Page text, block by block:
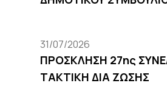
31/07/2026
ΠΡΟΣΚΛΗΣΗ 27ης
ΤΑΚΤΙΚΗ ΔΙΑ ΖΩΣΗΣ